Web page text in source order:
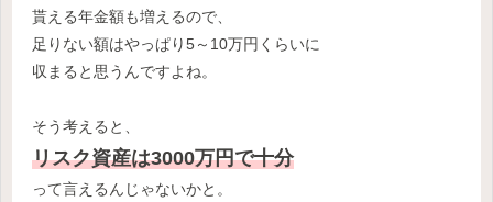
貰える年金額も増えるので、
足りない額はやっぱり5～10万円くらいに
収まると思うんですよね。
そう考えると、
リスク資産は3000万円で十分
って言えるんじゃないかと。